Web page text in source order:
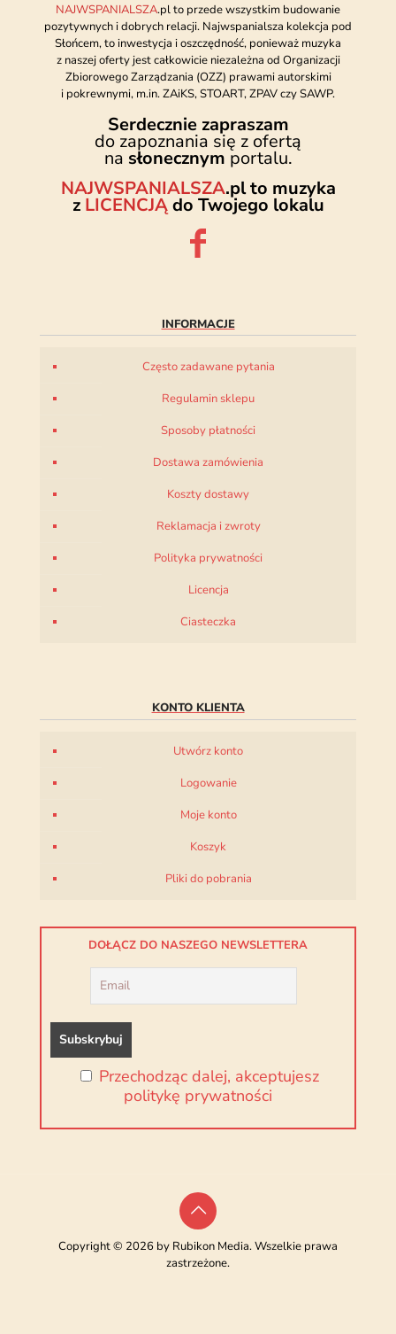
NAJWSPANIALSZA.pl to przede wszystkim budowanie
pozytywnych i dobrych relacji. Najwspanialsza kolekcja pod
Słońcem, to inwestycja i oszczędność, ponieważ muzyka
z naszej oferty jest całkowicie niezależna od Organizacji
Zbiorowego Zarządzania (OZZ) prawami autorskimi
i pokrewnymi, m.in. ZAiKS, STOART, ZPAV czy SAWP.
Serdecznie zapraszam
do zapoznania się z ofertą
na słonecznym portalu.
NAJWSPANIALSZA.pl to muzyka
z LICENCJĄdo Twojego lokalu
INFORMACJE
Często zadawane pytania
Regulamin sklepu
Sposoby płatności
Dostawa zamówienia
Koszty dostawy
Reklamacja i zwroty
Polityka prywatności
Licencja
Ciasteczka
KONTO KLIENTA
Utwórz konto
Logowanie
Moje konto
Koszyk
Pliki do pobrania
DOŁĄCZ DO NASZEGO NEWSLETTERA
Przechodząc dalej, akceptujesz
politykę prywatności
Copyright © 2026 by Rubikon Media. Wszelkie prawa
zastrzeżone.